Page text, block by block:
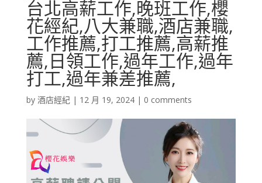
台北高薪工作,晚班工作,櫻
花經紀,八大兼職,酒店兼職,
工作推薦,打工推薦,高薪推
薦,日領工作,過年工作,過年
打工,過年兼差推薦,
by 酒店經紀| 12 月 19, 2024| 0 comments